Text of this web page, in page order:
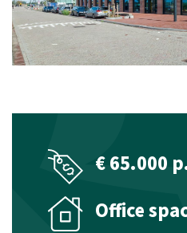
Management
Technical
Valuations
Property Appraisal
Commercial Real
€ 65.000
Office